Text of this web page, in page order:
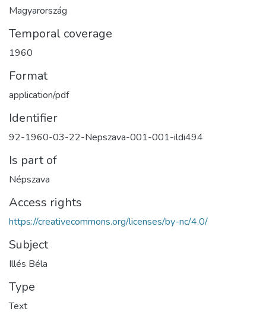
Magyarország
Temporal coverage
1960
Format
application/pdf
Identifier
92-1960-03-22-Nepszava-001-001-ildi494
Is part of
Népszava
Access rights
https://creativecommons.org/licenses/by-nc/4.0/
Subject
Illés Béla
Type
Text